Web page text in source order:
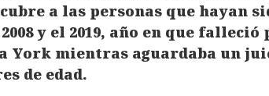
a las personas que hayan
y el 2019, año en que
York mientras aguardaba un
de edad.